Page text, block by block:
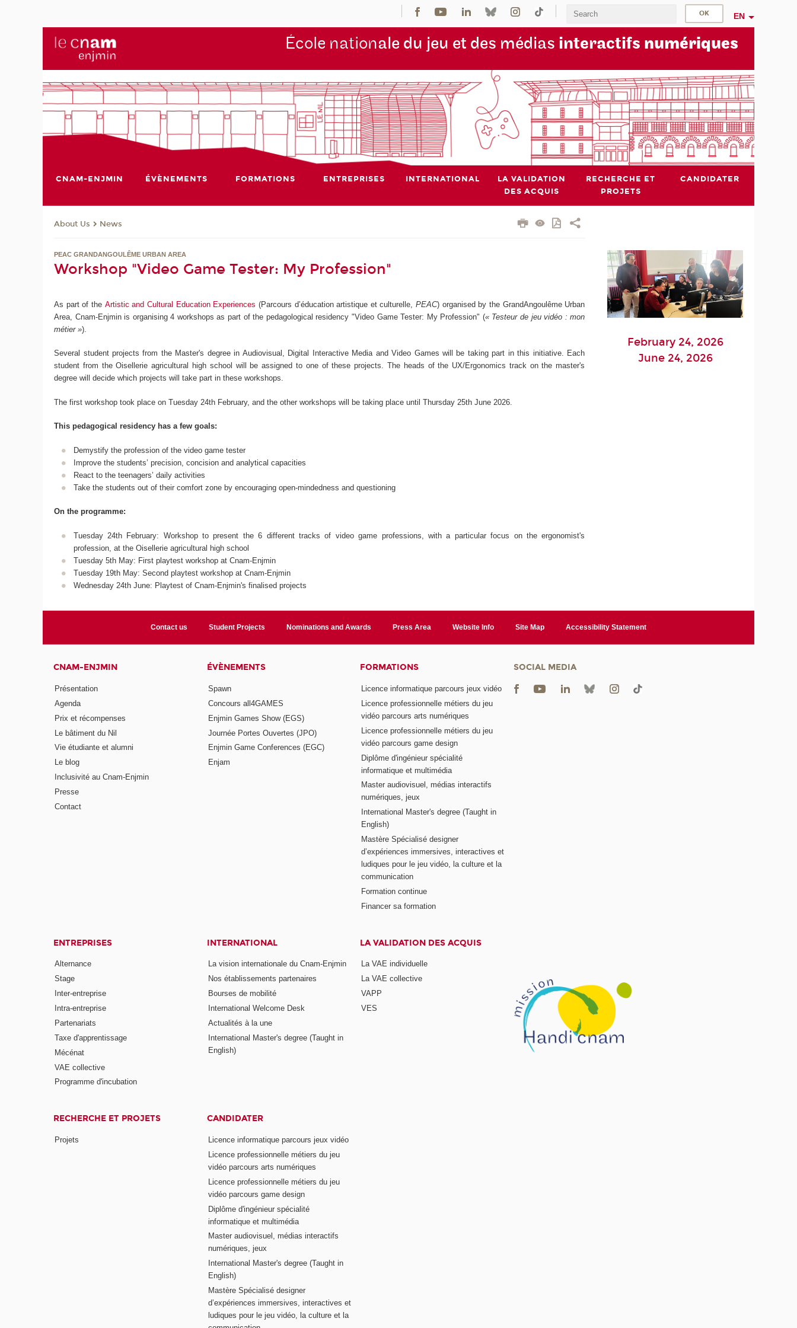
EN
École nationale du jeu et des médias interactifs numériques
CNAM-ENJMIN ÉVÈNEMENTS FORMATIONS ENTREPRISES INTERNATIONAL
LA VALIDATION
DES ACQUIS
RECHERCHE ET
PROJETS
CANDIDATER
About Us News
PEAC GRANDANGOULÊME URBAN AREA
Workshop "Video Game Tester: My Profession"
As part of the Artistic and Cultural Education Experiences (Parcours d’éducation artistique et culturelle,PEAC) organised by the GrandAngoulême Urban
Area, Cnam-Enjmin is organising 4 workshops as part of the pedagological residency "Video Game Tester: My Profession" (« Testeur de jeu vidéo : mon
métier »).
Several student projects from the Master's degree in Audiovisual, Digital Interactive Media and Video Games will be taking part in this initiative. Each
student from the Oisellerie agricultural high school will be assigned to one of these projects. The heads of the UX/Ergonomics track on the master's
degree will decide which projects will take part in these workshops.
The first workshop took place on Tuesday 24th February, and the other workshops will be taking place until Thursday 25th June 2026.
This pedagogical residency has a few goals:
Demystify the profession of the video game tester
Improve the students’ precision, concision and analytical capacities
React to the teenagers’ daily activities
Take the students out of their comfort zone by encouraging open-mindedness and questioning
On the programme:
Tuesday 24th February: Workshop to present the 6 different tracks of video game professions, with a particular focus on the ergonomist's
profession, at the Oisellerie agricultural high school
Tuesday 5th May: First playtest workshop at Cnam-Enjmin
Tuesday 19th May: Second playtest workshop at Cnam-Enjmin
Wednesday 24th June: Playtest of Cnam-Enjmin's finalised projects
February 24, 2026
June 24, 2026
Contact us Student Projects Nominations and Awards Press Area Website Info Site Map Accessibility Statement
CNAM-ENJMIN
Présentation
Agenda
Prix et récompenses
Le bâtiment du Nil
Vie étudiante et alumni
Le blog
Inclusivité au Cnam-Enjmin
Presse
Contact
ÉVÈNEMENTS
Spawn
Concours all4GAMES
Enjmin Games Show (EGS)
Journée Portes Ouvertes (JPO)
Enjmin Game Conferences (EGC)
Enjam
FORMATIONS
Licence informatique parcours jeux vidéo
Licence professionnelle métiers du jeu
vidéo parcours arts numériques
Licence professionnelle métiers du jeu
vidéo parcours game design
Diplôme d'ingénieur spécialité
informatique et multimédia
Master audiovisuel, médias interactifs
numériques, jeux
International Master's degree (Taught in
English)
Mastère Spécialisé designer
d’expériences immersives, interactives et
ludiques pour le jeu vidéo, la culture et la
communication
Formation continue
Financer sa formation
ENTREPRISES
Alternance
Stage
Inter-entreprise
Intra-entreprise
Partenariats
Taxe d'apprentissage
Mécénat
VAE collective
Programme d'incubation
INTERNATIONAL
La vision internationale du Cnam-Enjmin
Nos établissements partenaires
Bourses de mobilité
International Welcome Desk
Actualités à la une
International Master's degree (Taught in
English)
LA VALIDATION DES ACQUIS
La VAE individuelle
La VAE collective
VAPP
VES
RECHERCHE ET PROJETS
Projets
CANDIDATER
Licence informatique parcours jeux vidéo
Licence professionnelle métiers du jeu
vidéo parcours arts numériques
Licence professionnelle métiers du jeu
vidéo parcours game design
Diplôme d'ingénieur spécialité
informatique et multimédia
Master audiovisuel, médias interactifs
numériques, jeux
International Master's degree (Taught in
English)
Mastère Spécialisé designer
d’expériences immersives, interactives et
ludiques pour le jeu vidéo, la culture et la
SOCIAL MEDIA